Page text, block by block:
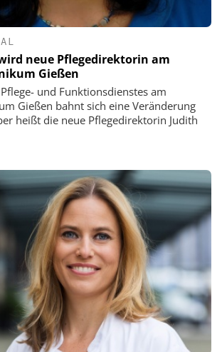
neue Pflegedirektorin am
Gießen
und Funktionsdienstes am
Gießen bahnt sich eine Veränderung
heißt die neue Pflegedirektorin Judith